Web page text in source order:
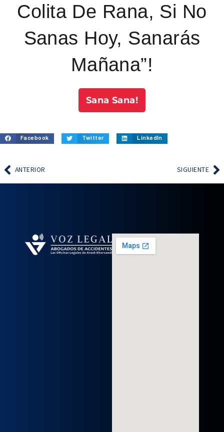
Colita De Rana, Si No
Sanas Hoy, Sanarás
Mañana”!
Sana Sana!
Facebook Twitter LinkedIn
ANTERIOR SIGUIENTE